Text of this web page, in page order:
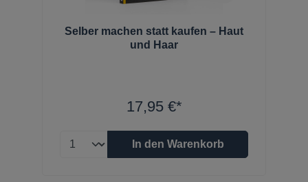
Selber machen statt kaufen – Haut
und Haar
17,95 €*
In den Warenkorb